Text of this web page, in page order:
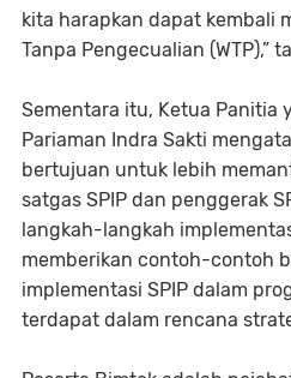
kita harapkan dapat kembali
Tanpa Pengecualian (WTP),”
Sementara itu, Ketua Panitia
Pariaman Indra Sakti
bertujuan untuk lebih
satgas SPIP dan penggerak
langkah-langkah
memberikan contoh-contoh
implementasi SPIP dalam
terdapat dalam rencana